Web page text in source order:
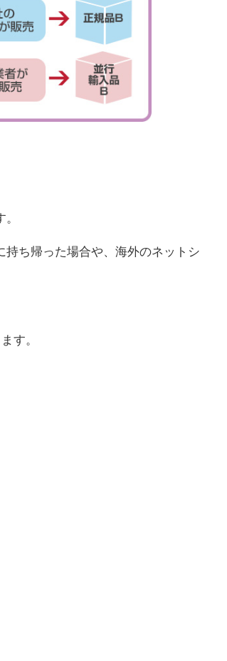
ち帰った場合や、海外のネットシ
す。